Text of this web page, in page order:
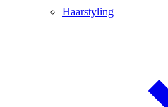
Haarstyling